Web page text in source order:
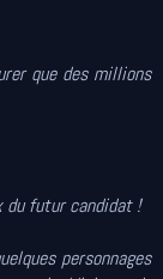
que des millions
futur candidat !
personnages